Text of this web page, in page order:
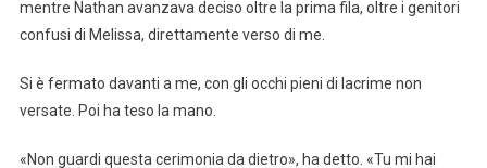
mentre Nathan avanzava deciso oltre la prima fila, oltre i genitori
confusi di Melissa, direttamente verso di me.
Si è fermato davanti a me, con gli occhi pieni di lacrime non
versate. Poi ha teso la mano.
«Non guardi questa cerimonia da dietro», ha detto. «Tu mi hai